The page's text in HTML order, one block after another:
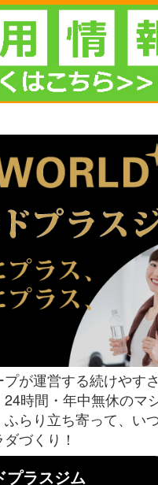
が運営する続けやす
24時間・年中無休のマ
らり立ち寄って、い
づくり！
プラスジム